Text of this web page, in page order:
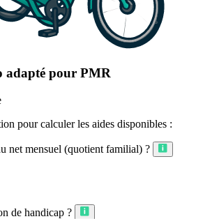
adapté pour PMR
pour calculer les aides disponibles :
net mensuel (quotient familial) ?
de handicap ?